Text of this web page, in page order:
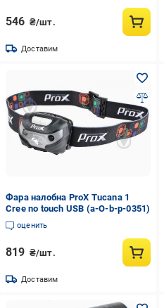
546 ₴/шт.
Доставим
Фара налобна ProX Tucana 1
Cree no touch USB (a-O-b-p-0351)
оценить
819 ₴/шт.
Доставим